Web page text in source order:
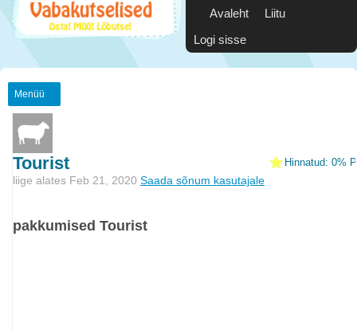
Avaleht
Liitu
Logi sisse
Menüü
Tourist Hinnatud: 0%
liige alates Feb 21, 2020 Saada sõnum kasutajale
pakkumised Tourist